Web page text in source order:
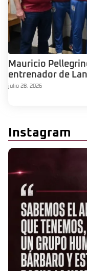
Mauricio
entrenador de
julio 28, 2026
Instagram